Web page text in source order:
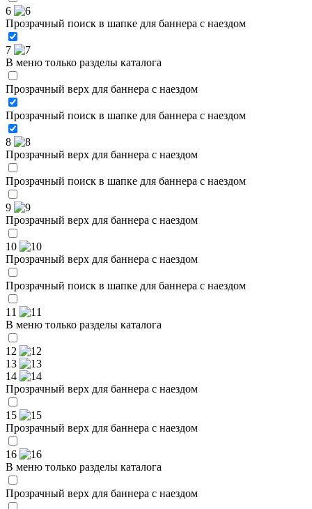
6
Прозрачный поиск в шапке для баннера с наездом
7
В меню только разделы каталога
Прозрачный верх для баннера с наездом
Прозрачный поиск в шапке для баннера с наездом
8
Прозрачный верх для баннера с наездом
Прозрачный поиск в шапке для баннера с наездом
9
Прозрачный верх для баннера с наездом
10
Прозрачный верх для баннера с наездом
Прозрачный поиск в шапке для баннера с наездом
11
В меню только разделы каталога
12
13
14
Прозрачный верх для баннера с наездом
15
Прозрачный верх для баннера с наездом
16
В меню только разделы каталога
Прозрачный верх для баннера с наездом